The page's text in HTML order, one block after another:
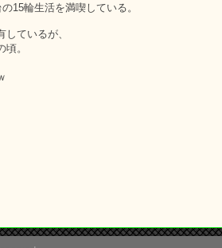
15輪生活を満喫している。
ているが、
。